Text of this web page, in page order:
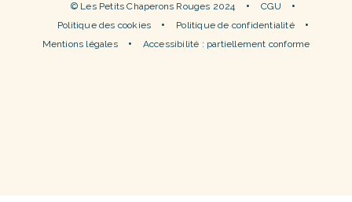
© Les Petits Chaperons Rouges 2024
CGU
Politique des cookies
Politique de confidentialité
Mentions légales
Accessibilité : partiellement conforme